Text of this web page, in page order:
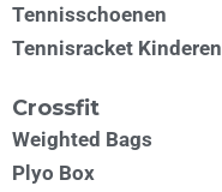
Tennisschoenen
Tennisracket Kinderen
Crossfit
Weighted Bags
Plyo Box